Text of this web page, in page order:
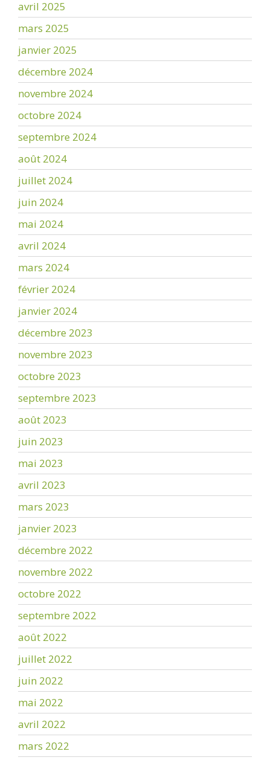
avril 2025
mars 2025
janvier 2025
décembre 2024
novembre 2024
octobre 2024
septembre 2024
août 2024
juillet 2024
juin 2024
mai 2024
avril 2024
mars 2024
février 2024
janvier 2024
décembre 2023
novembre 2023
octobre 2023
septembre 2023
août 2023
juin 2023
mai 2023
avril 2023
mars 2023
janvier 2023
décembre 2022
novembre 2022
octobre 2022
septembre 2022
août 2022
juillet 2022
juin 2022
mai 2022
avril 2022
mars 2022